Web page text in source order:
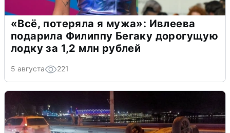
«Всё, потеряла я мужа»: Ивлеева
подарила Филиппу Бегаку дорогущую
лодку за 1,2 млн рублей
5 августа 221